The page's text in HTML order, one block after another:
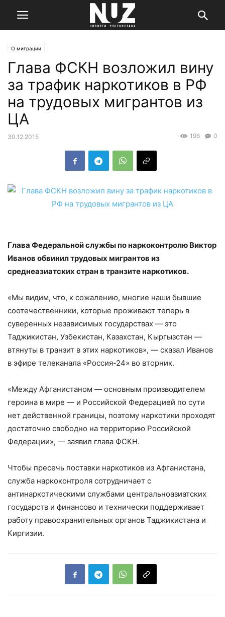
О миграции
Глава ФСКН возложил вину
за трафик наркотиков в РФ
на трудовых мигрантов из
ЦА
30.12.2015 0
196
Глава Федеральной службы по наркоконтролю Виктор
Иванов обвинил трудовых мигрантов из
среднеазиатских стран в транзите наркотиков.
«Мы видим, что, к сожалению, многие наши бывшие
соотечественники, которые проживают теперь в
суверенных независимых государствах — это
Таджикистан, Узбекистан, Казахстан, Кыргызстан —
втянуты в транзит в этих наркотиков», — сказал Иванов
в эфире телеканала «Россия-24» во вторник.
«Между Афганистаном — основным производителем
героина в мире — и Российской Федерацией по сути
нет действенной границы, поэтому наркотики проходят
достаточно свободно на территорию Российской
Федерации», — заявил глава ФСКН.
Чтобы пресечь поставки наркотиков из Афганистана,
служба наркоконтроля сотрудничает с
антинаркотическими службами центральноазиатских
государств и финансово и технически поддерживает
работу правоохранительных органов Таджикистана и
Киргизии.